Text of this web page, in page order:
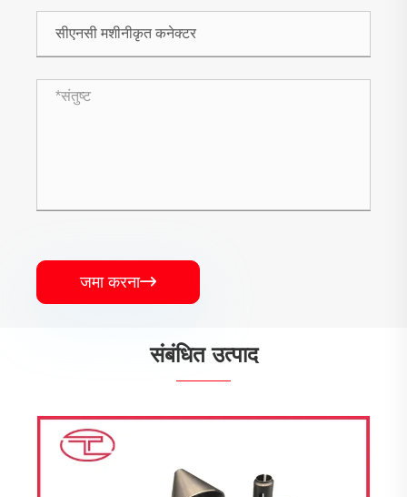
जमा करना
संबंधित उत्पाद
सीएनसी मशीनीकृत ऑप्टिकल पार्ट्स